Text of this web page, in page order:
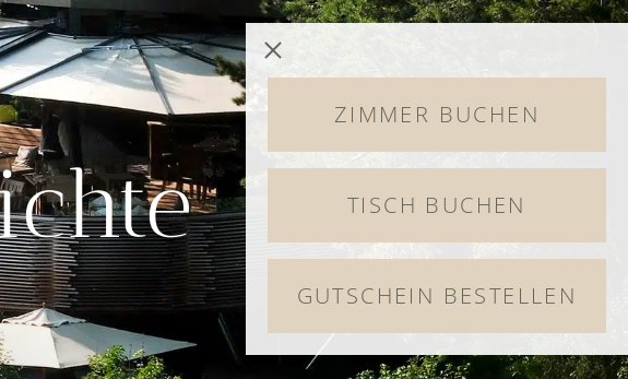
ZIMMER BUCHEN
TISCH BUCHEN
GUTSCHEIN BESTELLEN